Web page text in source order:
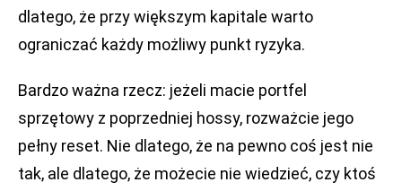
dlatego, że przy większym kapitale warto
ograniczać każdy możliwy punkt ryzyka.
Bardzo ważna rzecz: jeżeli macie portfel
sprzętowy z poprzedniej hossy, rozważcie jego
pełny reset. Nie dlatego, że na pewno coś jest nie
tak, ale dlatego, że możecie nie wiedzieć, czy ktoś